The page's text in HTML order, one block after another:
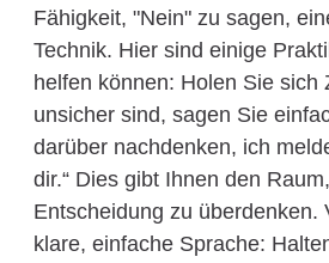
Fähigkeit, "Nein" zu sagen,
Technik. Hier sind einige
helfen können: Holen Sie sich
unsicher sind, sagen Sie
darüber nachdenken, ich
dir.“ Dies gibt Ihnen den
Entscheidung zu überdenken.
klare, einfache Sprache: